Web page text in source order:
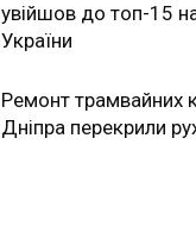
увійшов до топ-15
України
Ремонт трамвайних
Дніпра перекрили